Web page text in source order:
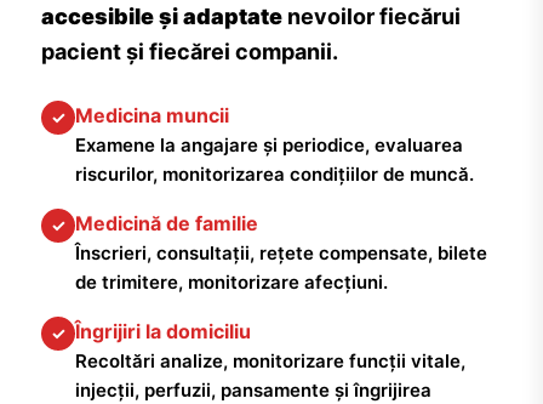
accesibile și adaptate nevoilor fiecărui
pacient și fiecărei companii.
✓ Medicina muncii
Examene la angajare și periodice, evaluarea
riscurilor, monitorizarea condițiilor de muncă.
✓ Medicină de familie
Înscrieri, consultații, rețete compensate, bilete
de trimitere, monitorizare afecțiuni.
✓ Îngrijiri la domiciliu
Recoltări analize, monitorizare funcții vitale,
injecții, perfuzii, pansamente și îngrijirea